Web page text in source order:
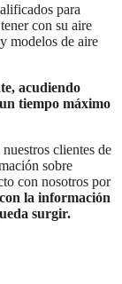
para
con su aire
modelos de aire
acudiendo
tiempo máximo
clientes de
sobre
con nosotros por
la información
surgir.